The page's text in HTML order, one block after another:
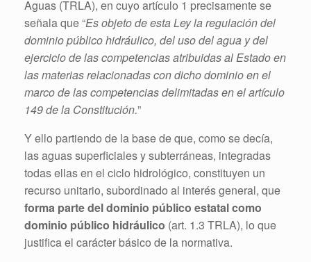
Aguas (TRLA), en cuyo artículo 1 precisamente se
señala que “Es objeto de esta Ley la regulación del
dominio público hidráulico, del uso del agua y del
ejercicio de las competencias atribuidas al Estado en
las materias relacionadas con dicho dominio en el
marco de las competencias delimitadas en el artículo
149 de la Constitución.”
Y ello partiendo de la base de que, como se decía,
las aguas superficiales y subterráneas, integradas
todas ellas en el ciclo hidrológico, constituyen un
recurso unitario, subordinado al interés general, que
forma parte del dominio público estatal como
dominio público hidráulico (art. 1.3 TRLA), lo que
justifica el carácter básico de la normativa.